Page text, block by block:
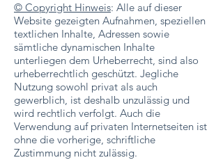
© Copyright Hinweis: Alle auf dieser
Website gezeigten Aufnahmen, speziellen
textlichen Inhalte, Adressen sowie
sämtliche dynamischen Inhalte
unterliegen dem Urheberrecht, sind also
urheberrechtlich geschützt. Jegliche
Nutzung sowohl privat als auch
gewerblich, ist deshalb unzulässig und
wird rechtlich verfolgt. Auch die
Verwendung auf privaten Internetseiten ist
ohne die vorherige, schriftliche
Zustimmung nicht zulässig.